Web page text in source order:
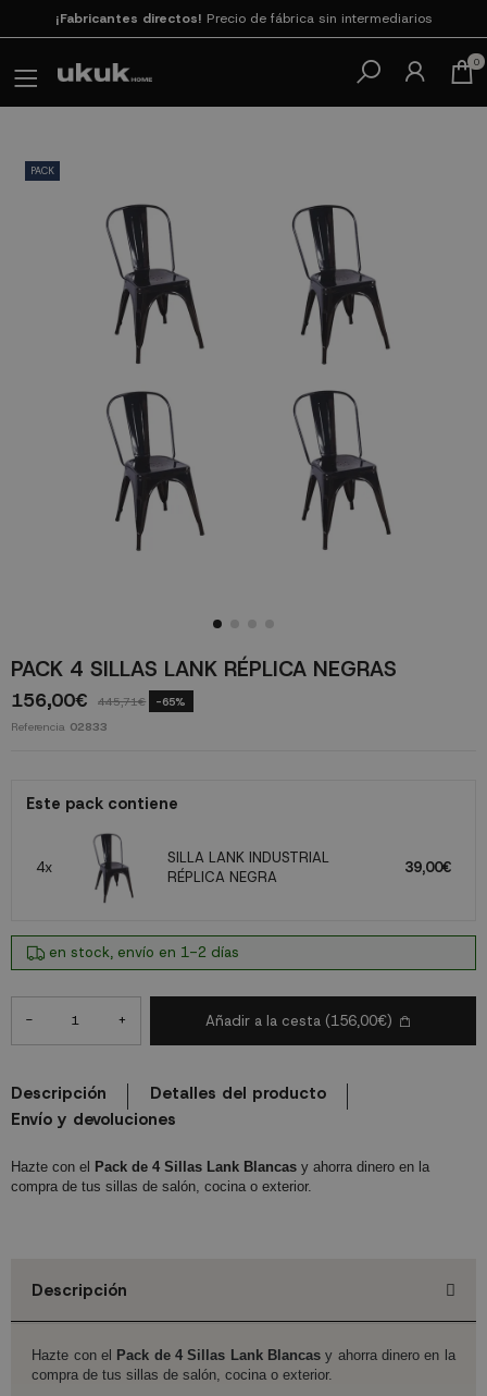
Paga en 3cuotas SIN INTERESES con SeQura
0
PACK
PACK 4 SILLAS LANK RÉPLICA NEGRAS
156,00€ 445,71€ -65%
Referencia 02833
Hazte con el Pack de 4 Sillas Lank Blancas y ahorra dinero en la
compra de tus sillas de salón, cocina o exterior.
Este pack contiene
4x
SILLA LANK INDUSTRIAL
RÉPLICA NEGRA
39,00€
en stock, envío en 1-2 días
- + Añadir a la cesta (156,00€)
Descripción
Detalles del producto
Envío y devoluciones
Descripción
Hazte con el Pack de 4 Sillas Lank Blancasy ahorra dinero en la
compra de tus sillas de salón, cocina o exterior.